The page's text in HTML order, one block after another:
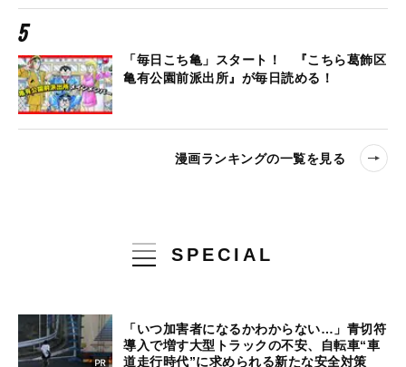
「毎日こち亀」スタート！ 『こちら葛飾区
亀有公園前派出所』が毎日読める！
漫画ランキングの一覧を見る
SPECIAL
「いつ加害者になるかわからない…」青切符
導入で増す大型トラックの不安、自転車“車
道走行時代”に求められる新たな安全対策